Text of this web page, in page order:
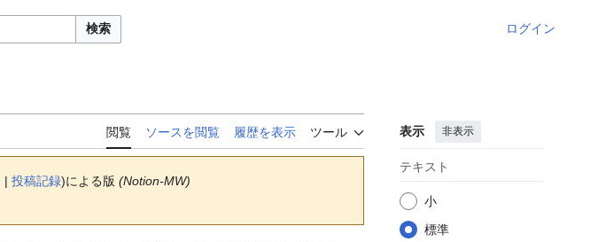
検索 ログイン
閲覧 ソースを閲覧 履歴を表示 ツール 表示 非表示
テキスト
小
標準
| 投稿記録)による版 (Notion-MW)